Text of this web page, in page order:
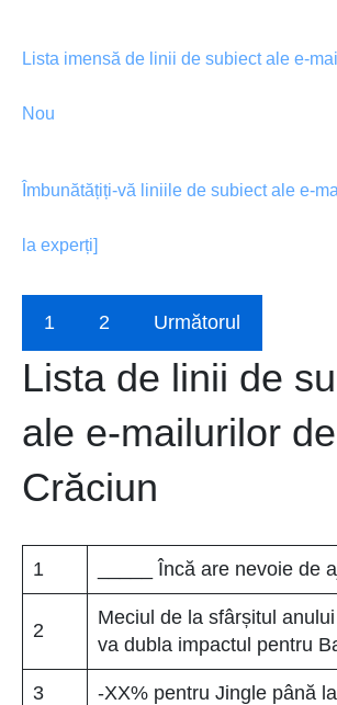
Lista imensă de linii de subiect ale e-
Nou
Îmbunătățiți-vă liniile de subiect ale e-
la experți]
1 2 Următorul
Lista de linii de
ale e-mailurilor de
Crăciun
1 _____ Încă are nevoie de
2
Meciul de la sfârșitul
va dubla impactul pentru
3 -XX% pentru Jingle până